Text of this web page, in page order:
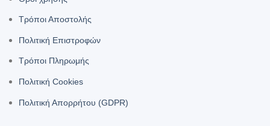
Τρόποι Αποστολής
Πολιτική Επιστροφών
Τρόποι Πληρωμής
Πολιτική Cookies
Πολιτική Απορρήτου (GDPR)